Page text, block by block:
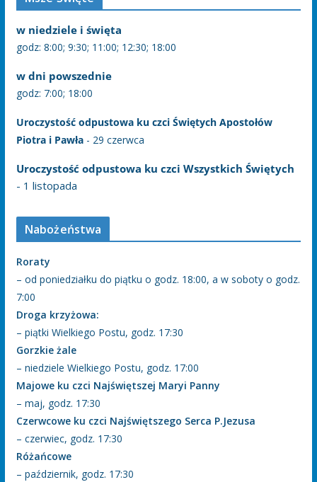
w niedziele i święta
godz: 8:00; 9:30; 11:00; 12:30; 18:00
w dni powszednie
godz: 7:00; 18:00
Uroczystość odpustowa ku czci Świętych Apostołów
Piotra i Pawła- 29 czerwca
Uroczystość odpustowa ku czci Wszystkich Świętych
- 1 listopada
Nabożeństwa
Roraty
– od poniedziałku do piątku o godz. 18:00, a w soboty o godz.
7:00
Droga krzyżowa:
– piątki Wielkiego Postu, godz. 17:30
Gorzkie żale
– niedziele Wielkiego Postu, godz. 17:00
Majowe ku czci Najświętszej Maryi Panny
– maj, godz. 17:30
Czerwcowe ku czci Najświętszego Serca P.Jezusa
– czerwiec, godz. 17:30
Różańcowe
– październik, godz. 17:30